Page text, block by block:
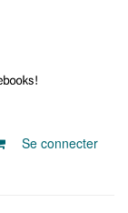
Se connecter